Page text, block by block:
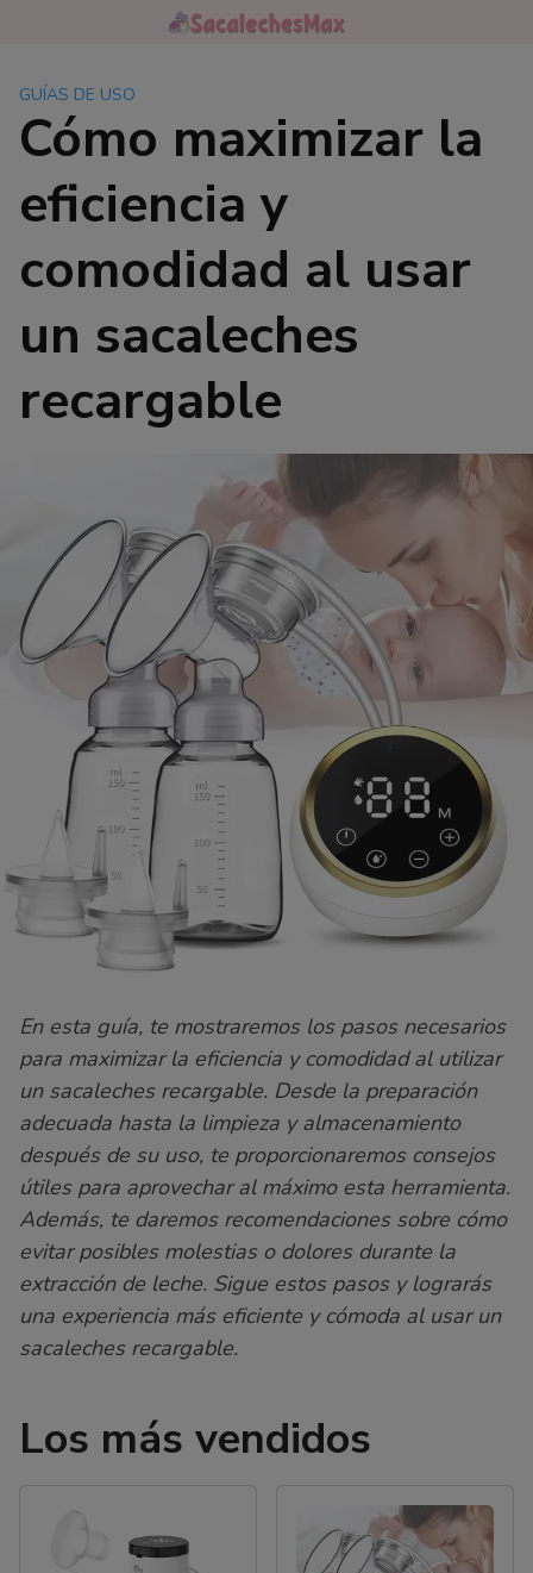
GUÍAS DE USO
Cómo maximizar la
eficiencia y
comodidad al usar
un sacaleches
recargable
En esta guía, te mostraremos los pasos necesarios
para maximizar la eficiencia y comodidad al utilizar
un sacaleches recargable. Desde la preparación
adecuada hasta la limpieza y almacenamiento
después de su uso, te proporcionaremos consejos
útiles para aprovechar al máximo esta herramienta.
Además, te daremos recomendaciones sobre cómo
evitar posibles molestias o dolores durante la
extracción de leche. Sigue estos pasos y lograrás
una experiencia más eficiente y cómoda al usar un
sacaleches recargable.
Los más vendidos